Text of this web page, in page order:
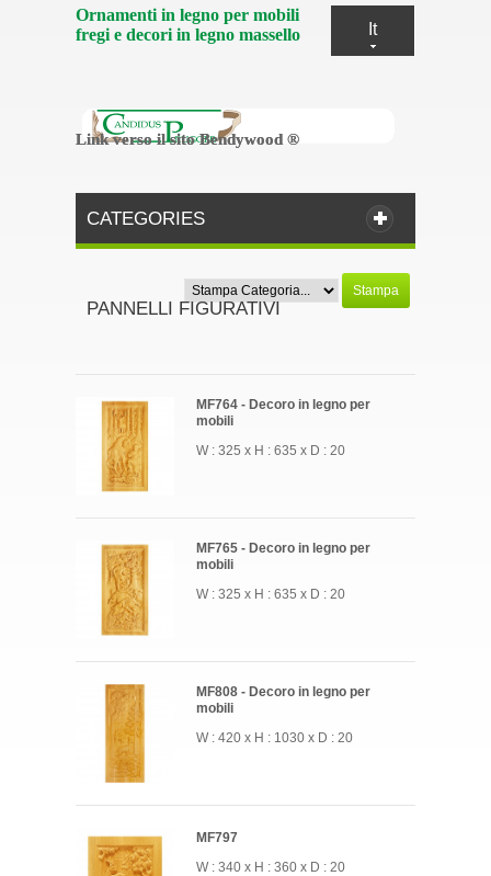
It
Ornamenti in legno per mobili
fregi e decori in legno massello
Link verso il sito Bendywood ®
Link verso il sito Bendywood ®
CATEGORIES
Stampa
PANNELLI FIGURATIVI
MF764 - Decoro in legno per
mobili
W : 325 x H : 635 x D : 20
MF765 - Decoro in legno per
mobili
W : 325 x H : 635 x D : 20
MF808 - Decoro in legno per
mobili
W : 420 x H : 1030 x D : 20
MF797
W : 340 x H : 360 x D : 20